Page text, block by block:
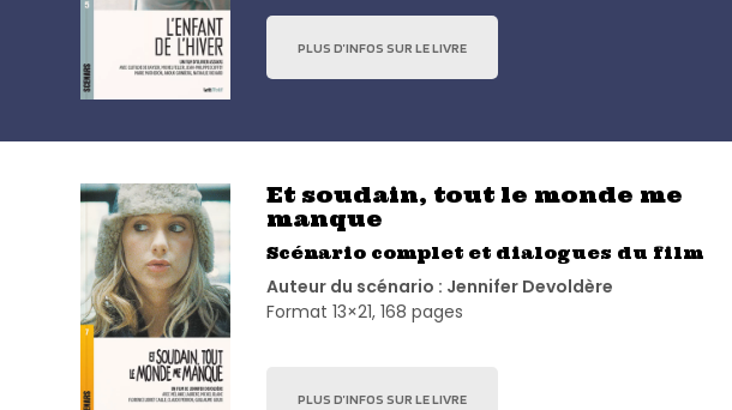
PLUS D’INFOS SUR LE LIVRE
Et soudain, tout le monde me
manque
Scénario complet et dialogues du film
Auteur du scénario : Jennifer Devoldère
Format 13×21, 168 pages
PLUS D’INFOS SUR LE LIVRE